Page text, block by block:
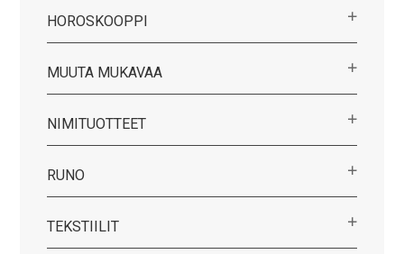
HOROSKOOPPI
MUUTA MUKAVAA
NIMITUOTTEET
RUNO
TEKSTIILIT